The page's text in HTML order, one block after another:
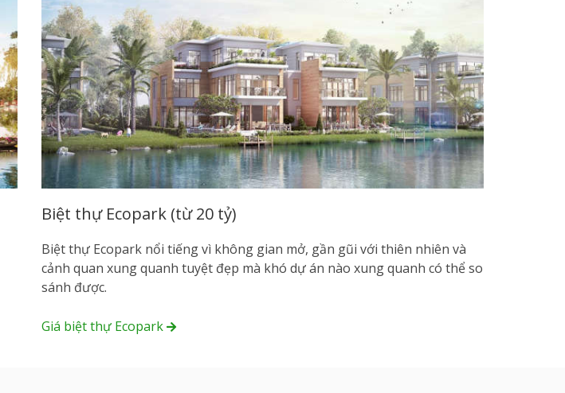
Biệt thự Ecopark (từ 20 tỷ)
Biệt thự Ecopark nổi tiếng vì không gian mở, gần gũi với thiên nhiên và
cảnh quan xung quanh tuyệt đẹp mà khó dự án nào xung quanh có thể so
sánh được.
Giá biệt thự Ecopark